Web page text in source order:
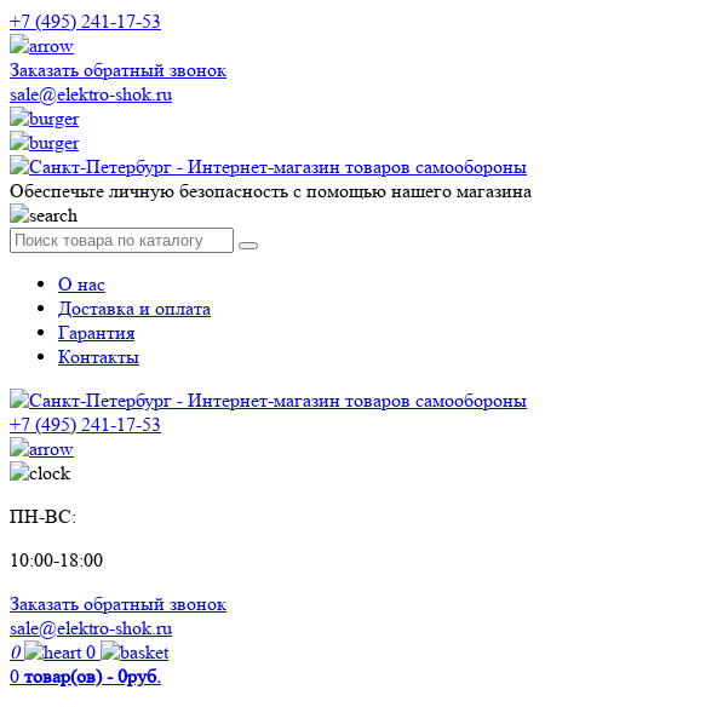
+7 (495) 241-17-53
Заказать обратный звонок
sale@elektro-shok.ru
Обеспечьте личную безопасность с помощью нашего магазина
О нас
Доставка и оплата
Гарантия
Контакты
+7 (495) 241-17-53
ПН-ВС:
10:00-18:00
Заказать обратный звонок
sale@elektro-shok.ru
0
0
0 товар(ов) - 0руб.